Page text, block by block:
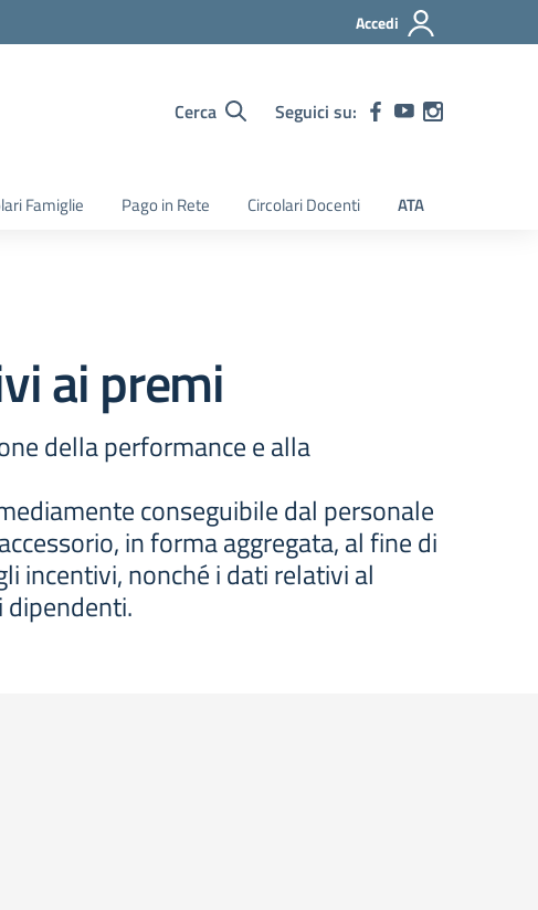
Accedi
Cerca Seguici su:
Famiglie Pago in Rete Circolari Docenti ATA
ai premi
della performance e alla
conseguibile dal personale
in forma aggregata, al fine di
incentivi, nonché i dati relativi al
dipendenti.